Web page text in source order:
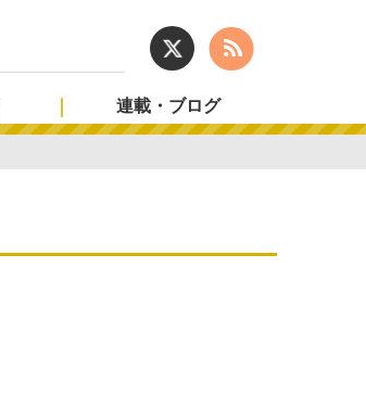
連載・ブログ